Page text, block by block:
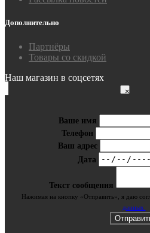
Дополнительно
Партнёры
Товары со скидкой
Наш магазин в соцсетях
×
Ваше имя
Телефон
Ваш адрес
Дата
Текст сообщения
Нажимая на кнопку «Отправить», я даю
данных.